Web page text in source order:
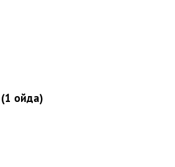
ойда)